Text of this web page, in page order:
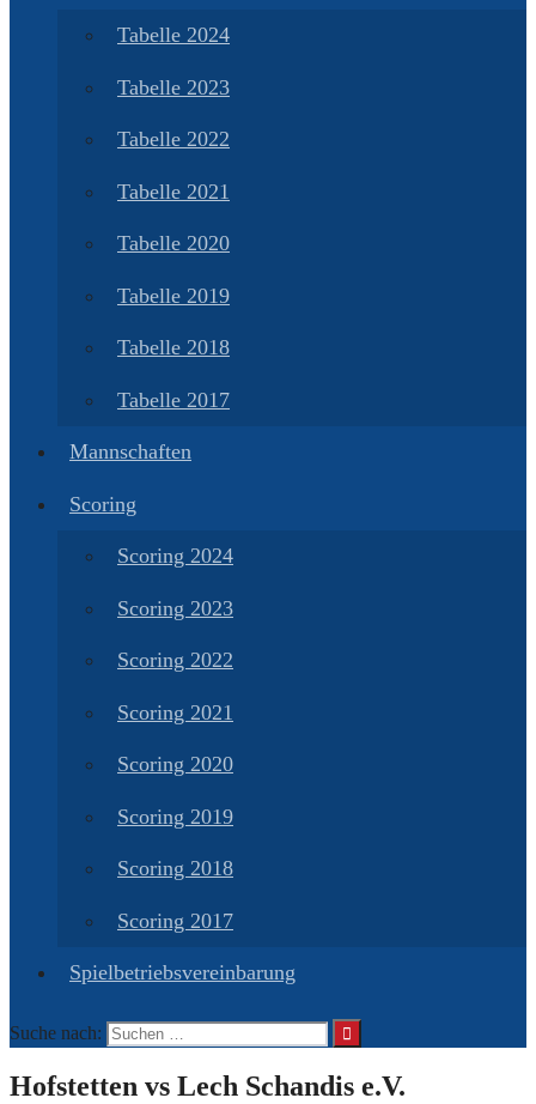
Tabelle 2024
Tabelle 2023
Tabelle 2022
Tabelle 2021
Tabelle 2020
Tabelle 2019
Tabelle 2018
Tabelle 2017
Mannschaften
Scoring
Scoring 2024
Scoring 2023
Scoring 2022
Scoring 2021
Scoring 2020
Scoring 2019
Scoring 2018
Scoring 2017
Spielbetriebsvereinbarung
Suche nach:
Hofstetten vs Lech Schandis e.V.